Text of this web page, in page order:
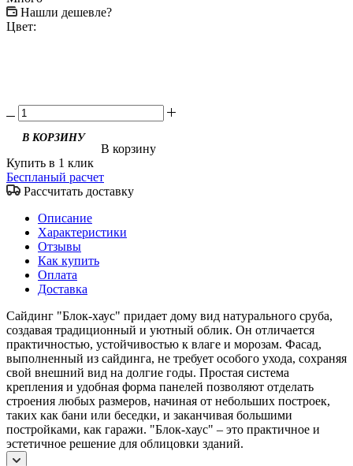
Нашли дешевле?
Цвет:
В корзину
Купить в 1 клик
Беспланый расчет
Рассчитать доставку
Описание
Характеристики
Отзывы
Как купить
Оплата
Доставка
Сайдинг "Блок-хаус" придает дому вид натурального сруба,
создавая традиционный и уютный облик. Он отличается
практичностью, устойчивостью к влаге и морозам. Фасад,
выполненный из сайдинга, не требует особого ухода, сохраняя
свой внешний вид на долгие годы. Простая система
крепления и удобная форма панелей позволяют отделать
строения любых размеров, начиная от небольших построек,
таких как бани или беседки, и заканчивая большими
постройками, как гаражи. "Блок-хаус" – это практичное и
эстетичное решение для облицовки зданий.